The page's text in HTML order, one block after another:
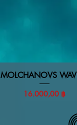
Vista rapida
MOLCHANOVS
Prezzo
16.000,00 ฿